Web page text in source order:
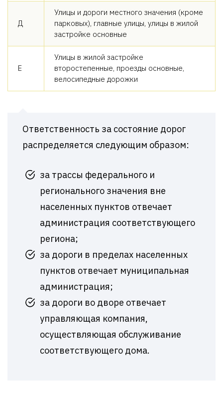
Д
Улицы и дороги местного значения (кроме
парковых), главные улицы, улицы в жилой
застройке основные
Е
Улицы в жилой застройке
второстепенные, проезды основные,
велосипедные дорожки
Ответственность за состояние дорог
распределяется следующим образом:
за трассы федерального и
регионального значения вне
населенных пунктов отвечает
администрация соответствующего
региона;
за дороги в пределах населенных
пунктов отвечает муниципальная
администрация;
за дороги во дворе отвечает
управляющая компания,
осуществляющая обслуживание
соответствующего дома.